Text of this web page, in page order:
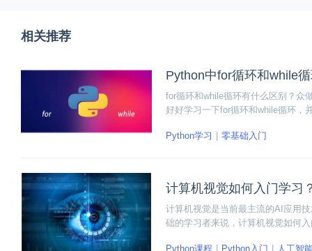
相关推荐
Python中for循环和while
for循环和while循环有什么区别？众
好好学习一下for循环和while循环，
Python学习
零基础入门
计算机视觉如何入门学习
计算机视觉是当前最主流的AI应用
础的学习者来说，计算机视觉如何
Python课程
Python入门 人工智